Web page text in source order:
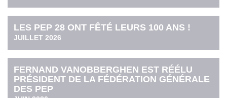
LES PEP 28 ONT FÊTÉ LEURS 100 ANS !
JUILLET 2026
FERNAND VANOBBERGHEN EST RÉÉLU
PRÉSIDENT DE LA FÉDÉRATION GÉNÉRALE
DES PEP